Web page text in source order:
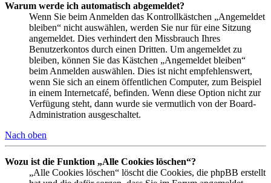
Warum werde ich automatisch abgemeldet?
Wenn Sie beim Anmelden das Kontrollkästchen „Angemeldet
bleiben“ nicht auswählen, werden Sie nur für eine Sitzung
angemeldet. Dies verhindert den Missbrauch Ihres
Benutzerkontos durch einen Dritten. Um angemeldet zu
bleiben, können Sie das Kästchen „Angemeldet bleiben“
beim Anmelden auswählen. Dies ist nicht empfehlenswert,
wenn Sie sich an einem öffentlichen Computer, zum Beispiel
in einem Internetcafé, befinden. Wenn diese Option nicht zur
Verfügung steht, dann wurde sie vermutlich von der Board-
Administration ausgeschaltet.
Nach oben
Wozu ist die Funktion „Alle Cookies löschen“?
„Alle Cookies löschen“ löscht die Cookies, die phpBB erstellt